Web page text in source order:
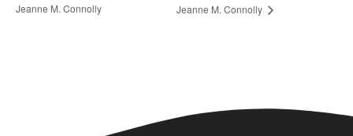
Jeanne M. Connolly
Jeanne M. Connolly